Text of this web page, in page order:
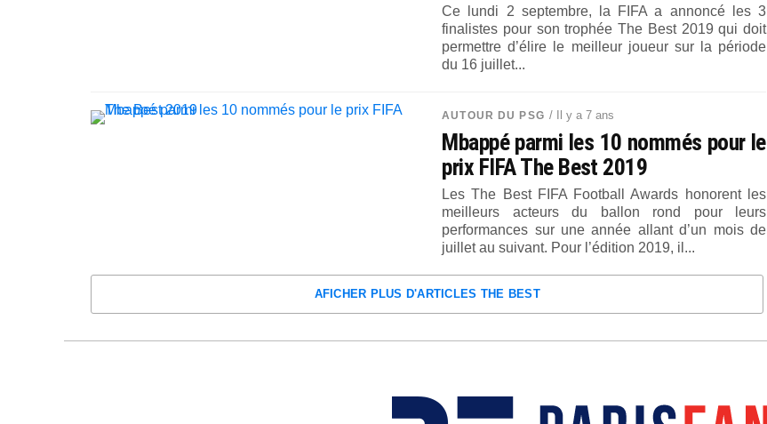
Ce lundi 2 septembre, la FIFA a annoncé les 3
finalistes pour son trophée The Best 2019 qui doit
permettre d’élire le meilleur joueur sur la période
du 16 juillet...
AUTOUR DU PSG / Il y a 7 ans
Mbappé parmi les 10 nommés pour le
prix FIFA The Best 2019
Les The Best FIFA Football Awards honorent les
meilleurs acteurs du ballon rond pour leurs
performances sur une année allant d’un mois de
juillet au suivant. Pour l’édition 2019, il...
AFICHER PLUS D'ARTICLES THE BEST